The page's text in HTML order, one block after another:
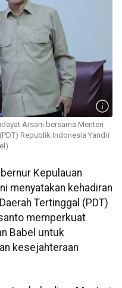
Arsani bersama Menteri
Republik Indonesia Yandri
Kepulauan
menyatakan kehadiran
Tertinggal (PDT)
memperkuat
Babel untuk
kesejahteraan